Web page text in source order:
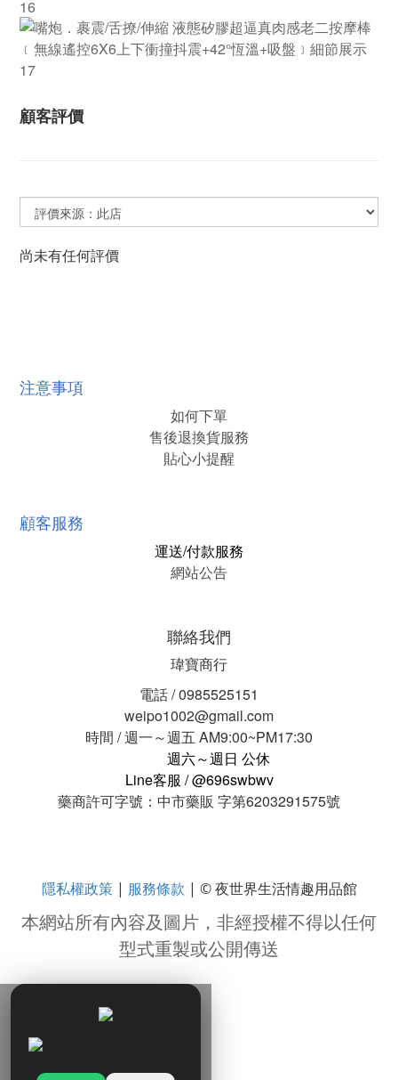
顧客評價
尚未有任何評價
注意事項
如何下單
售後退換貨服務
貼心小提醒
顧客服務
運送/付款服務
網站公告
聯絡我們
瑋寶商行
電話 / 0985525151
weipo1002@gmail.com
時間 / 週一～週五 AM9:00~PM17:30
週六～週日 公休
Line客服 / @696swbwv
藥商許可字號：中市藥販 字第6203291575號
隱私權政策| 服務條款 | © 夜世界生活情趣用品館
本網站所有內容及圖片，非經授權不得以任何
型式重製或公開傳送